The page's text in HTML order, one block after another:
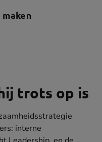
trots op is
interne